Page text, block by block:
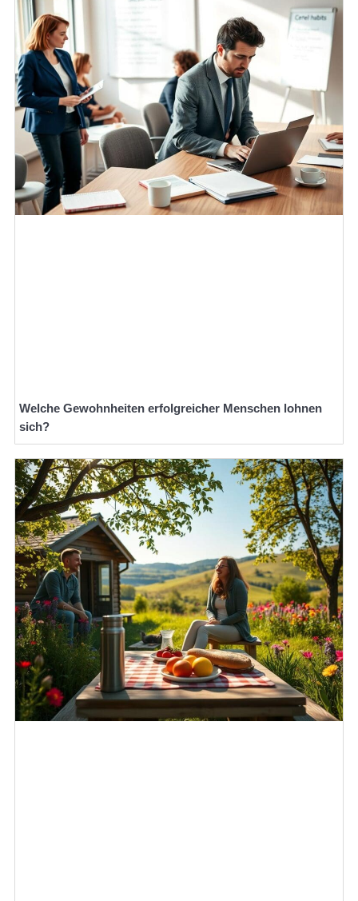
Welche Gewohnheiten erfolgreicher Menschen lohnen
sich?